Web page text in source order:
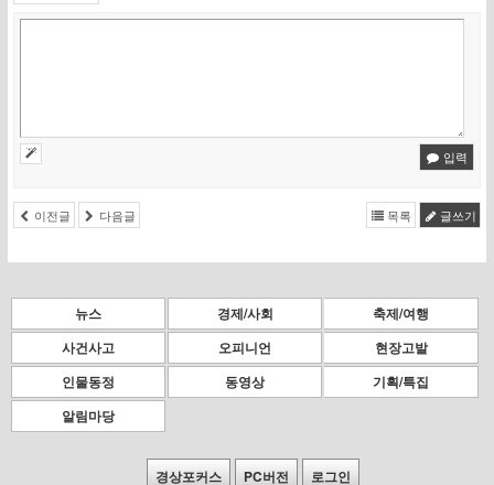
입력
이전글 다음글 목록 글쓰기
뉴스 경제/사회
축제/여행
사건사고
오피니언
현장고발
인물동정
동영상
기획/특집
알림마당
경상포커스 PC버전 로그인